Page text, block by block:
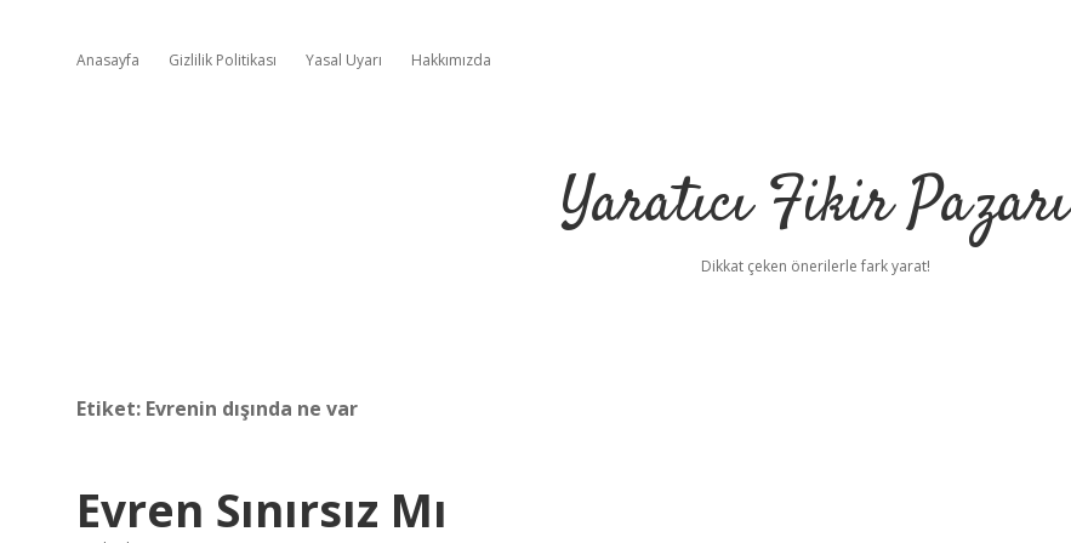
Anasayfa Gizlilik Politikası Yasal Uyarı Hakkımızda
Yaratıcı Fikir Pazarı
Dikkat çeken önerilerle fark yarat!
Etiket: Evrenin dışında ne var
Evren Sınırsız Mı